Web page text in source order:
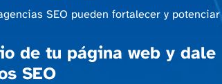
SEO pueden fortalecer y potenciar
de tu página web y dale
SEO